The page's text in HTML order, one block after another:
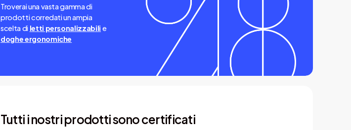
Conforme alle normative di sicurezza per ambienti
Altezza totale: 24 cm
funzionalità.
Troverai una vasta gamma di
prodotti corredati un ampia
scelta di letti personalizzabili e
doghe ergonomiche
Tutti i nostri prodotti sono certificati